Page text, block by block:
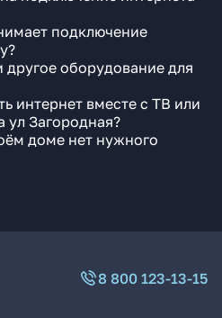
подключение
оборудование для
интернет вместе с ТВ или
ул Загородная?
доме нет нужного
8 800 123-13-15